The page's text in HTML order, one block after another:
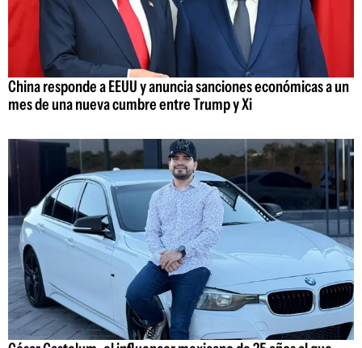
China responde a EEUU y anuncia sanciones económicas a un
mes de una nueva cumbre entre Trump y Xi